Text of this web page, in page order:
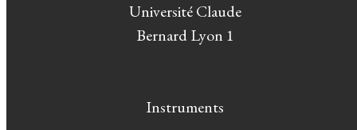
Université Claude
Bernard Lyon 1
Instruments